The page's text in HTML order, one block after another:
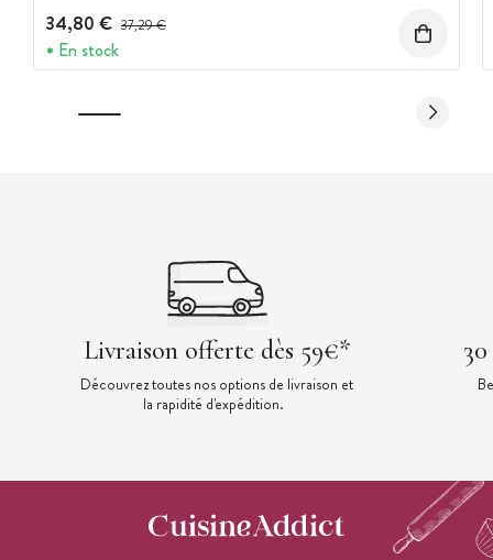
34,80 € Prix avant réduction :
37,29 €
En stock
Livraison offerte dès 59€*
Découvrez toutes nos options de livraison et
la rapidité d'expédition.